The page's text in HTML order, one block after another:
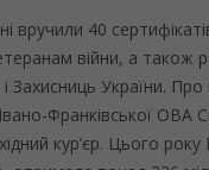
вручили 40
війни, а також
Захисниць України. Про
Франківської ОВА
кур’єр. Цього року